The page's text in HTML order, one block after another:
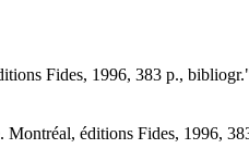
Fides, 1996, 383 p.,
éditions Fides, 1996,